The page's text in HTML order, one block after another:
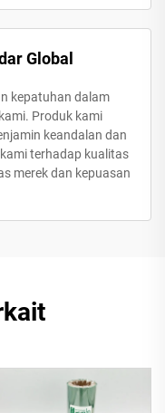
Global
kepatuhan dalam
Produk kami
keandalan dan
terhadap kualitas
merek dan kepuasan